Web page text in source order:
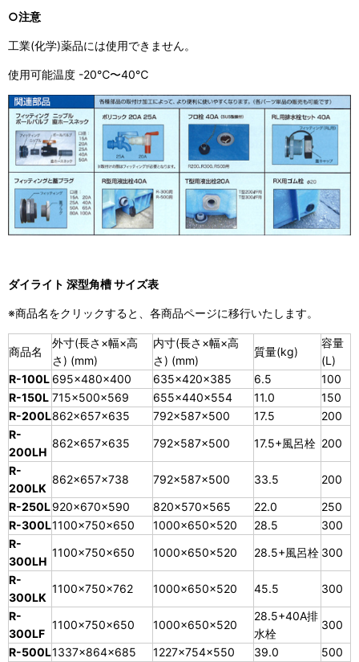
○注意
工業(化学)薬品には使用できません。
使用可能温度 -20℃〜40℃
ダイライト 深型角槽 サイズ表
※商品名をクリックすると、各商品ページに移行いたします。
商品名
外寸(長さ×幅×高
さ) (mm)
内寸(長さ×幅×高
さ) (mm)
質量(kg)
容量
(L)
R-100L 695×480×400 635×420×385 6.5
100
R-150L 715×500×569 655×440×554 11.0
150
R-200L862×657×635 792×587×500 17.5
200
R-
200LH
862×657×635 792×587×500 17.5+風呂栓 200
R-
200LK
862×657×738 792×587×500 33.5
200
R-250L920×670×590 820×570×565 22.0
250
R-300L1100×750×650 1000×650×520 28.5
300
R-
300LH
1100×750×650 1000×650×520 28.5+風呂栓 300
R-
300LK
1100×750×762 1000×650×520 45.5
300
R-
300LF
1100×750×650 1000×650×520
28.5+40A排
水栓
300
R-500L1337×864×685 1227×754×550 39.0
500